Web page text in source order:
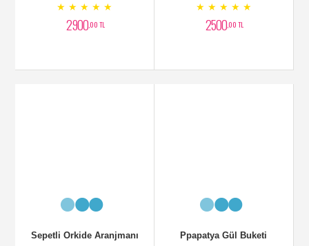
★ ★ ★ ★ ★
2900,00 TL
★ ★ ★ ★ ★
2500,00 TL
Sepetli Orkide Aranjmanı Ppapatya Gül Buketi